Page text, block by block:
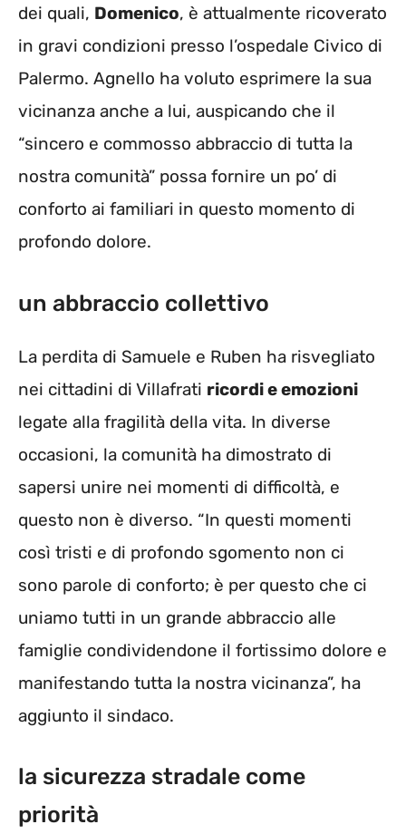
dei quali, Domenico, è attualmente ricoverato
in gravi condizioni presso l’ospedale Civico di
Palermo. Agnello ha voluto esprimere la sua
vicinanza anche a lui, auspicando che il
“sincero e commosso abbraccio di tutta la
nostra comunità” possa fornire un po’ di
conforto ai familiari in questo momento di
profondo dolore.
un abbraccio collettivo
La perdita di Samuele e Ruben ha risvegliato
nei cittadini di Villafrati ricordi e emozioni
legate alla fragilità della vita. In diverse
occasioni, la comunità ha dimostrato di
sapersi unire nei momenti di difficoltà, e
questo non è diverso. “In questi momenti
così tristi e di profondo sgomento non ci
sono parole di conforto; è per questo che ci
uniamo tutti in un grande abbraccio alle
famiglie condividendone il fortissimo dolore e
manifestando tutta la nostra vicinanza”, ha
aggiunto il sindaco.
la sicurezza stradale come
priorità